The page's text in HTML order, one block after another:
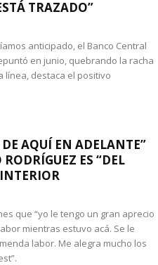
TRAZADO”
anticipado, el Banco Central
en junio, quebrando la racha
línea, destaca el positivo
AQUÍ EN ADELANTE”
ES “DEL
que “yo le tengo un gran aprecio
mientras estuvo acá. Se le
labor. Me alegra mucho los